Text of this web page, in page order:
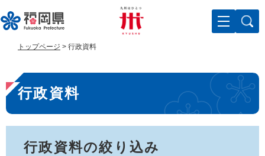
ー
ジ
で
す
ニ
ュ
ば
し
トップページ > 行政資料
本
文
行政資料
行政資料の絞り込み